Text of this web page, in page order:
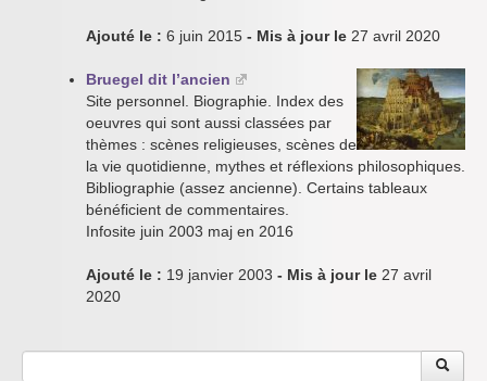
Ajouté le : 6 juin 2015 - Mis à jour le 27 avril 2020
Bruegel dit l’ancien
Site personnel. Biographie. Index des
oeuvres qui sont aussi classées par
thèmes : scènes religieuses, scènes de
la vie quotidienne, mythes et réflexions philosophiques.
Bibliographie (assez ancienne). Certains tableaux
bénéficient de commentaires.
Infosite juin 2003 maj en 2016
Ajouté le : 19 janvier 2003 - Mis à jour le 27 avril
2020